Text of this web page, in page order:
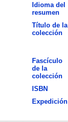
Idioma del
resumen
Título de la
colección
Fascículo
de la
colección
ISBN
Expedición